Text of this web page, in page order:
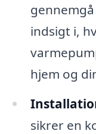
indsigt i,
hjem og
sikrer en